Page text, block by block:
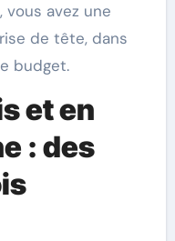
vous avez une
de tête, dans
budget.
et en
: des